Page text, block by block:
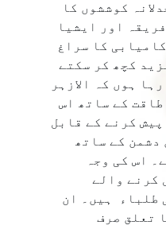
کوششوں کا
اور ایشیا
کا سراغ
کچھ کر سکتے
ہوں کہ الازہر
کے ساتھ اس
کرنے کے قابل
دشمن کے ساتھ
اس کی وجہ
کرنے والے
طلباء ہیں۔ ان
تعلق صرف